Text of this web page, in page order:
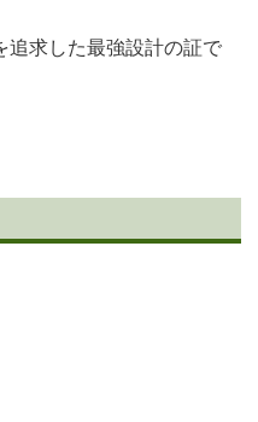
追求した最強設計の証で